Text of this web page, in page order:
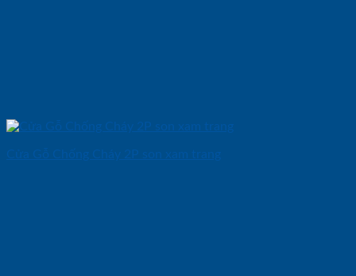
Cửa Gỗ Chống Cháy 2P son xam trang